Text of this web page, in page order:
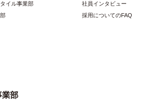
イル事業部
社員インタビュー
採用についてのFAQ
業部